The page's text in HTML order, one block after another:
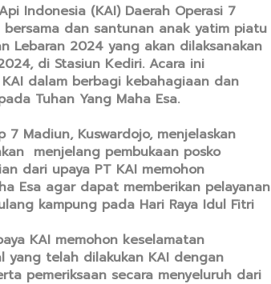
Indonesia (KAI) Daerah Operasi 7
dan santunan anak yatim piatu
Lebaran 2024 yang akan dilaksanakan
di Stasiun Kediri. Acara ini
dalam berbagi kebahagiaan dan
Tuhan Yang Maha Esa.
7 Madiun, Kuswardojo, menjelaskan
menjelang pembukaan posko
dari upaya PT KAI memohon
Esa agar dapat memberikan pelayanan
kampung pada Hari Raya Idul Fitri
KAI memohon keselamatan
yang telah dilakukan KAI dengan
pemeriksaan secara menyeluruh dari